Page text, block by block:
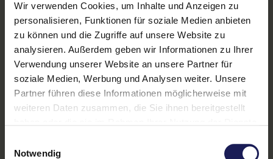
Wir verwenden Cookies, um Inhalte und Anzeigen zu
personalisieren, Funktionen für soziale Medien anbieten
zu können und die Zugriffe auf unsere Website zu
analysieren. Außerdem geben wir Informationen zu Ihrer
Verwendung unserer Website an unsere Partner für
soziale Medien, Werbung und Analysen weiter. Unsere
Partner führen diese Informationen möglicherweise mit
weiteren Daten zusammen, die Sie ihnen bereitgestellt
Notwendig
2x je 1 KOBRA V1.2 Fatbike mit MIO MIO
Branding auf dem Sattel; Farbe nach
Verfügbarkeit
1x 1 Aktivurlaub für 2 Personen im Wert
von 4.000.- €; als Geldgewinn, zur freien
Verfügung (= Eventgewinn)
5x je 1 REAL BLUE NC 3 Teufel Kopfhörer
25x je 1 ArtNight-Gutschein im Wert von